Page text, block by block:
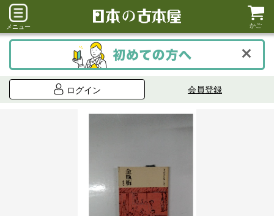
メニュー かご
ログイン 会員登録